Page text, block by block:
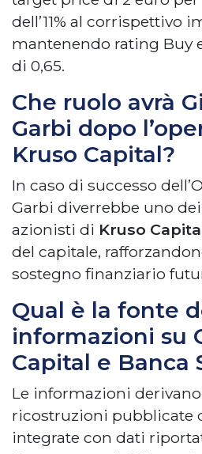
dell’11% al corrispettivo
mantenendo rating Buy
di 0,65.
Che ruolo avrà
Garbi dopo
Kruso Capital?
In caso di successo
Garbi diverrebbe uno
azionisti di Kruso
del capitale,
sostegno finanziario
Qual è la fonte
informazioni su
Capital e Banca
Le informazioni
ricostruzioni pubblicate
integrate con dati